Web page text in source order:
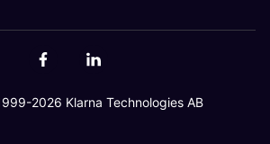
2026 Klarna Technologies AB